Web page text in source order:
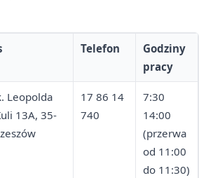
Telefon
Godziny
pracy
Leopolda
13A, 35-
17 86 14
740
7:30
14:00
(przerwa
od 11:00
do 11:30)